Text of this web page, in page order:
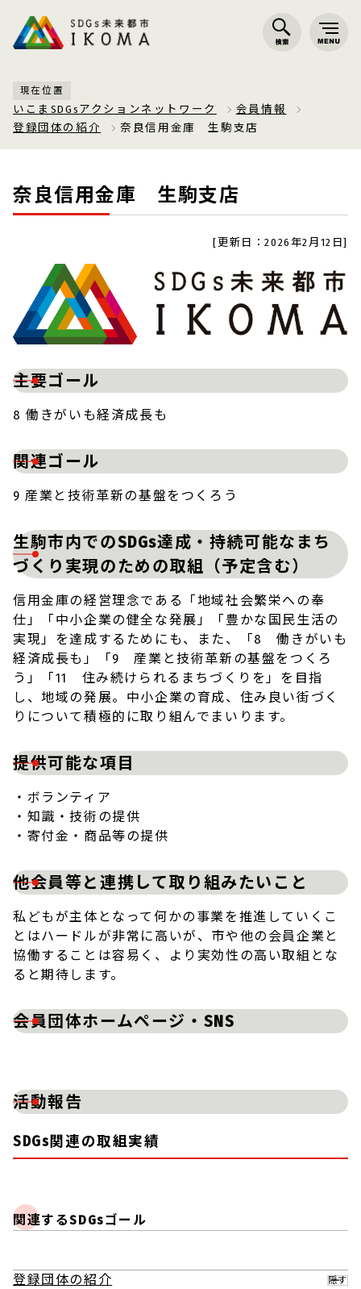
現在位置
いこまSDGsアクションネットワーク
会員情報
登録団体の紹介
奈良信用金庫 生駒支店
奈良信用金庫 生駒支店
[更新日：2026年2月12日]
主要ゴール
8 働きがいも経済成長も
関連ゴール
9 産業と技術革新の基盤をつくろう
生駒市内でのSDGs達成・持続可能なまち
づくり実現のための取組（予定含む）
信用金庫の経営理念である「地域社会繁栄への奉
仕」「中小企業の健全な発展」「豊かな国民生活の
実現」を達成するためにも、また、「8 働きがいも
経済成長も」「9 産業と技術革新の基盤をつくろ
う」「11 住み続けられるまちづくりを」を目指
し、地域の発展。中小企業の育成、住み良い街づく
りについて積極的に取り組んでまいります。
提供可能な項目
・ボランティア
・知識・技術の提供
・寄付金・商品等の提供
他会員等と連携して取り組みたいこと
私どもが主体となって何かの事業を推進していくこ
とはハードルが非常に高いが、市や他の会員企業と
協働することは容易く、より実効性の高い取組とな
ると期待します。
会員団体ホームページ・SNS
活動報告
SDGs関連の取組実績
関連するSDGsゴール
登録団体の紹介 隠す